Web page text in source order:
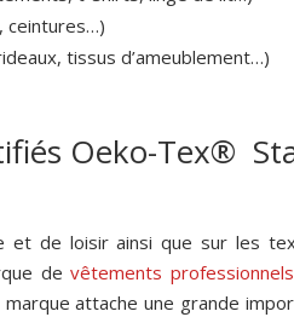
ceintures…)
tissus d’ameublement…)
Oeko-Tex®
de loisir ainsi que sur les
devêtements
attache une grande